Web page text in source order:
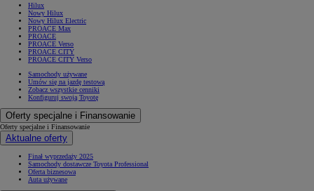
Hilux
Nowy Hilux
Nowy Hilux Electric
PROACE Max
PROACE
PROACE Verso
PROACE CITY
PROACE CITY Verso
Samochody używane
Umów się na jazdę testową
Zobacz wszystkie cenniki
Konfiguruj swoją Toyotę
Oferty specjalne i Finansowanie
Oferty specjalne i Finansowanie
Aktualne oferty
Finał wyprzedaży 2025
Samochody dostawcze Toyota Professional
Oferta biznesowa
Auta używane